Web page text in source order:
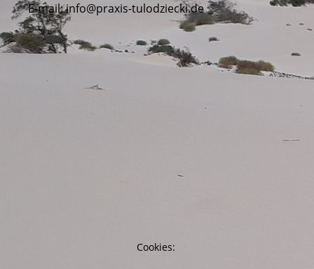
E-mail: info@praxis-tulodziecki.de
Cookies: